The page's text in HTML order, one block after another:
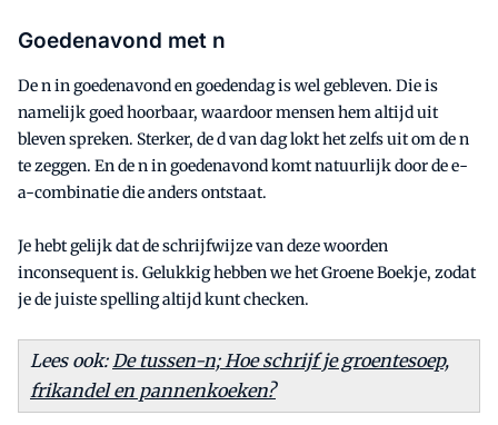
Goedenavond met n
De n in goedenavond en goedendag is wel gebleven. Die is
namelijk goed hoorbaar, waardoor mensen hem altijd uit
bleven spreken. Sterker, de d van dag lokt het zelfs uit om de n
te zeggen. En de n in goedenavond komt natuurlijk door de e-
a-combinatie die anders ontstaat.
Je hebt gelijk dat de schrijfwijze van deze woorden
inconsequent is. Gelukkig hebben we het Groene Boekje, zodat
je de juiste spelling altijd kunt checken.
Lees ook: De tussen-n; Hoe schrijf je groentesoep,
frikandel en pannenkoeken?